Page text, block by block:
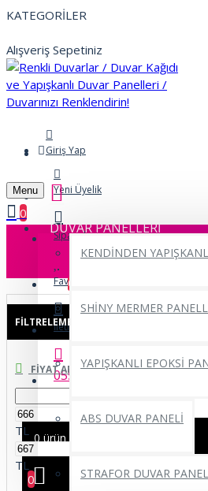
KATEGORİLER
Alışveriş Sepetiniz
Giriş Yap
Yeni Üyelik
Siparişlerim
Favorilerim
0
İletişim
0552 662 22 69
0 ürün - 0,00TL
0
DUVAR PANELLERİ
KENDİNDEN
SHİNY MERMER
YAPIŞKANLI EPOKSİ
ABS DUVAR PANELİ
STRAFOR DUVAR
Menu
0
FILTRELEME
FIYAT ARALIĞI
TL
TL